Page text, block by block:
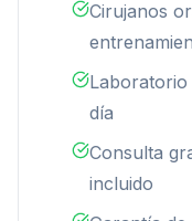
Cirujanos
día
Consulta
incluido